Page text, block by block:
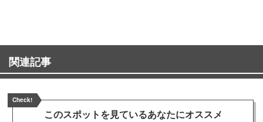
関連記事
Check!
このスポットを見ているあなたにオススメ